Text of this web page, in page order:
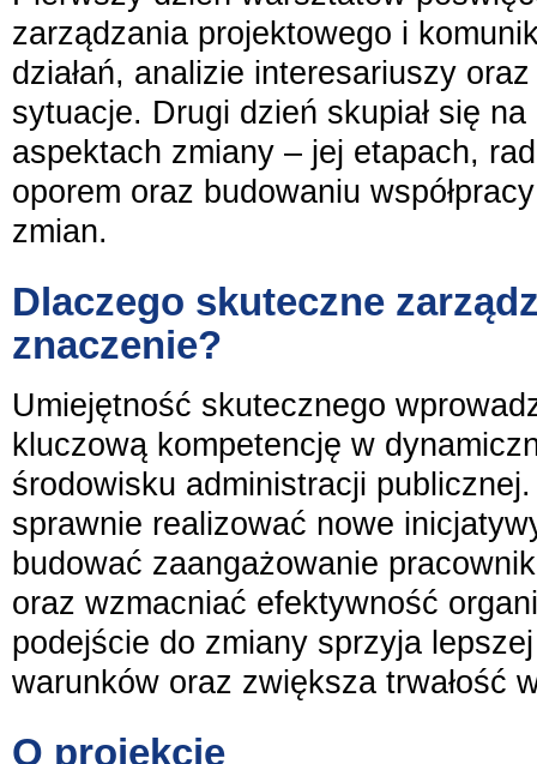
zarządzania projektowego i
działań, analizie interesariuszy
sytuacje. Drugi dzień skupiał się
aspektach zmiany – jej etapach,
oporem oraz budowaniu
zmian.
Dlaczego skuteczne
znaczenie?
Umiejętność skutecznego
kluczową kompetencję w
środowisku administracji
sprawnie realizować nowe
budować zaangażowanie
oraz wzmacniać efektywność
podejście do zmiany sprzyja
warunków oraz zwiększa trwałość
O projekcie